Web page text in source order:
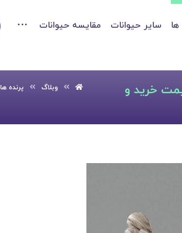
ها سایر حیوانات مقایسه حیوانات
خرید و
وبلاگ پرنده ها